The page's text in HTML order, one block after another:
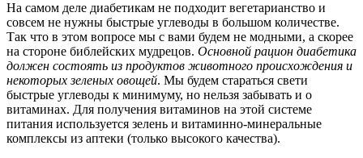
На самом деле диабетикам не подходит вегетарианство и
совсем не нужны быстрые углеводы в большом количестве.
Так что в этом вопросе мы с вами будем не модными, а скорее
на стороне библейских мудрецов. Основной рацион диабетика
должен состоять из продуктов животного происхождения и
некоторых зеленых овощей. Мы будем стараться свети
быстрые углеводы к минимуму, но нельзя забывать и о
витаминах. Для получения витаминов на этой системе
питания используется зелень и витаминно-минеральные
комплексы из аптеки (только высокого качества).